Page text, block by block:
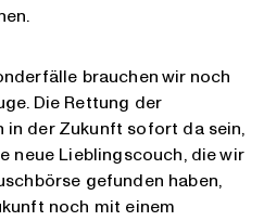
brauchen wir noch
Die Rettung der
in der Zukunft sofort da sein,
neue Lieblingscouch, die wir
gefunden haben,
noch mit einem